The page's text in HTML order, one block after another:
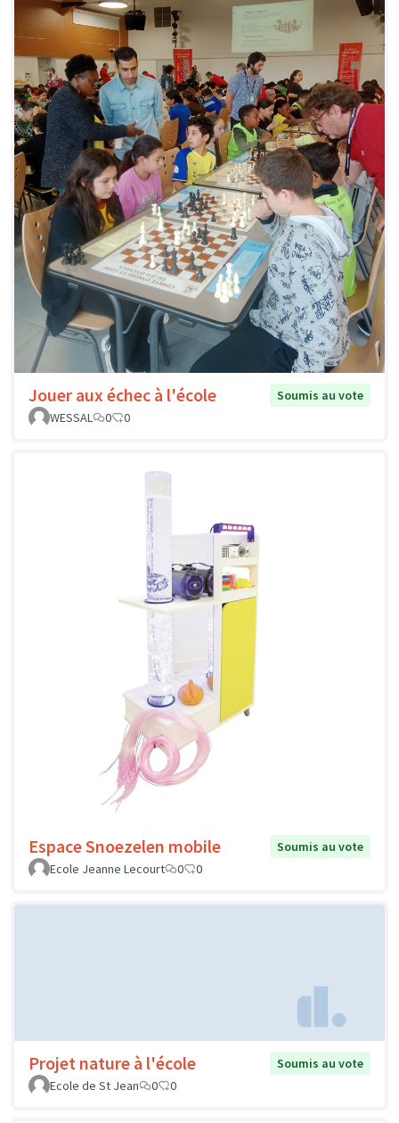
Jouer aux échec à l'école
Soumis au vote
WESSAL
0 0
Espace Snoezelen mobile
Soumis au vote
Ecole Jeanne Lecourt
0 0
Projet nature à l'école
Soumis au vote
Ecole de St Jean
0 0